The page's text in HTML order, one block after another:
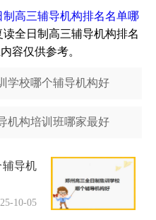
高三辅导机构排名名单哪
全日制高三辅导机构排名
容仅供参考。
学校哪个辅导机构好
机构培训班哪家最好
导机
10-05